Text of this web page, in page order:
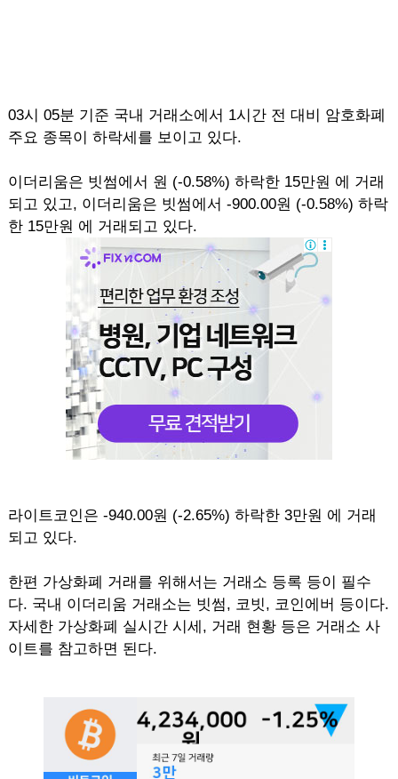
03시 05분 기준 국내 거래소에서 1시간 전 대비 암호화폐
주요 종목이 하락세를 보이고 있다.
이더리움은 빗썸에서 원 (-0.58%) 하락한 15만원 에 거래
되고 있고, 이더리움은 빗썸에서 -900.00원 (-0.58%) 하락
한 15만원 에 거래되고 있다.
라이트코인은 -940.00원 (-2.65%) 하락한 3만원 에 거래
되고 있다.
한편 가상화폐 거래를 위해서는 거래소 등록 등이 필수
다. 국내 이더리움 거래소는 빗썸, 코빗, 코인에버 등이다.
자세한 가상화폐 실시간 시세, 거래 현황 등은 거래소 사
이트를 참고하면 된다.